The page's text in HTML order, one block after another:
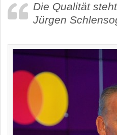
Die Qualität
Jürgen